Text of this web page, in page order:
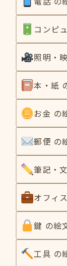
コンピ
照明・
本・紙
お金 の
郵便 の
筆記・
オフィ
鍵 の絵
工具 の